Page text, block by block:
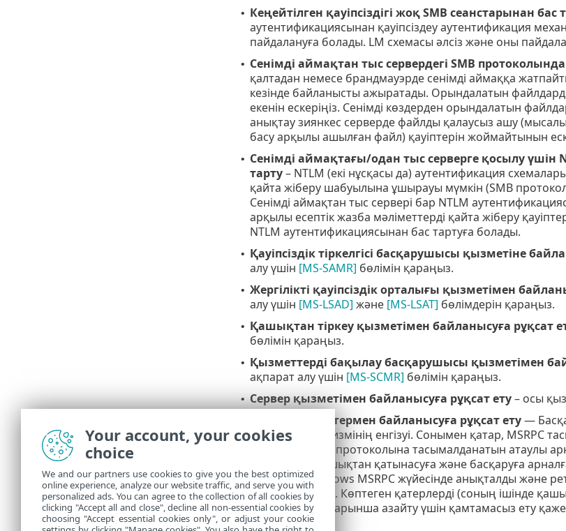
• Кеңейтілген қауіпсіздігі жоқ SMB сеанстарынан бас
аутентификациясынан қауіпсіздеу аутентификация
пайдалануға болады. LM схемасы әлсіз және оны
• Сенімді аймақтан тыс сервердегі SMB
қалтадан немесе брандмауэрде сенімді аймаққа
кезінде байланысты ажыратады. Орындалатын
екенін ескеріңіз. Сенімді көздерден орындалатын
анықтау зиянкес серверде файлды қалаусыз ашу
басу арқылы ашылған файл) қауіптерін жоймайтынын
• Сенімді аймақтағы/одан тыс серверге қосылу
тарту– NTLM (екі нұсқасы да) аутентификация
қайта жіберу шабуылына ұшырауы мүмкін (SMB
Сенімді аймақтан тыс сервері бар NTLM
арқылы есептік жазба мәліметтерді қайта жіберу
NTLM аутентификациясынан бас тартуға болады.
• Қауіпсіздік тіркелгісі басқарушысы қызметіне
алу үшін [MS-SAMR] бөлімін қараңыз.
• Жергілікті қауіпсіздік орталығы қызметімен
алу үшін [MS-LSAD] және [MS-LSAT] бөлімдерін қараңыз.
• Қашықтан тіркеу қызметімен байланысуға рұқсат
бөлімін қараңыз.
• Қызметтерді бақылау басқарушысы қызметімен
ақпарат алу үшін [MS-SCMR] бөлімін қараңыз.
• Сервер қызметімен байланысуға рұқсат ету– осы
Басқа қызметтермен байланысуға рұқсат ету—
DCE RPC механизмінің енгізуі. Сонымен қатар, MSRPC
файлды бөлісу) протоколына тасымалданатын атаулы
жүйелеріне қашықтан қатынасуға және басқаруға
осалдығы Windows MSRPC жүйесінде анықталды және
Sasser құрты,...). Көптеген қатерлерді (соның ішінде
шабуылдары) барынша азайту үшін қамтамасыз ету
Your account, your cookies
choice
We and our partners use cookies to give you the best optimized
online experience, analyze our website traffic, and serve you with
personalized ads. You can agree to the collection of all cookies by
clicking "Accept all and close", decline all non-essential cookies by
choosing "Accept essential cookies only", or adjust your cookie